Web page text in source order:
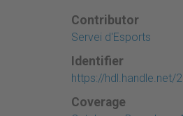
Contributor
Servei d'Esports
Identifier
https://hdl.handle.net/
Coverage